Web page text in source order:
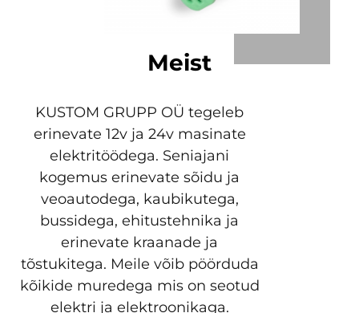
Meist
KUSTOM GRUPP OÜ tegeleb
erinevate 12v ja 24v masinate
elektritöödega. Seniajani
kogemus erinevate sõidu ja
veoautodega, kaubikutega,
bussidega, ehitustehnika ja
erinevate kraanade ja
tõstukitega. Meile võib pöörduda
kõikide muredega mis on seotud
elektri ja elektroonikaga.